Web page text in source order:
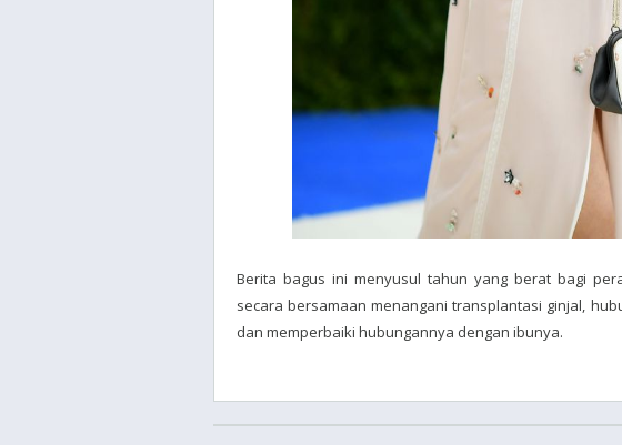
Berita bagus ini menyusul tahun yang berat bagi
secara bersamaan menangani transplantasi ginjal,
dan memperbaiki hubungannya dengan ibunya.